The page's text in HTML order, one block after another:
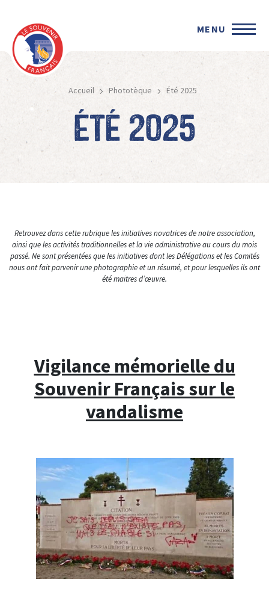
MENU
Accueil Phototèque Été 2025
Été 2025
Retrouvez dans cette rubrique les initiatives novatrices de notre association,
ainsi que les activités traditionnelles et la vie administrative au cours du mois
passé. Ne sont présentées que les initiatives dont les Délégations et les Comités
nous ont fait parvenir une photographie et un résumé, et pour lesquelles ils ont
été maitres d’œuvre.
Vigilance mémorielle du
Souvenir Français sur le
vandalisme